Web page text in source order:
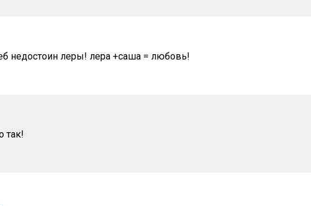
недостоин леры! лера +саша = любовь!
так!